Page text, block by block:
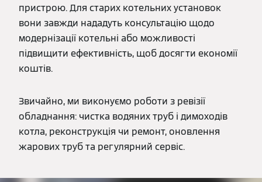
пристрою. Для старих котельних установок
вони завжди нададуть консультацію щодо
модернізації котельні або можливості
підвищити ефективність, щоб досягти економії
коштів.
Звичайно, ми виконуємо роботи з ревізії
обладнання: чистка водяних труб і димоходів
котла, реконструкція чи ремонт, оновлення
жарових труб та регулярний сервіс.